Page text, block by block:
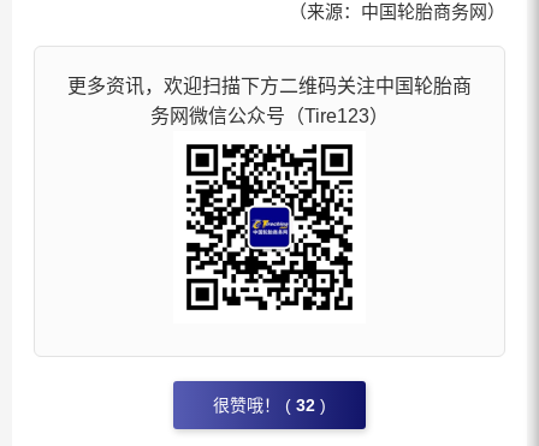
（来源：中国轮胎商务网）
更多资讯，欢迎扫描下方二维码关注中国轮胎商
务网微信公众号（Tire123）
很赞哦！ ( 32 )